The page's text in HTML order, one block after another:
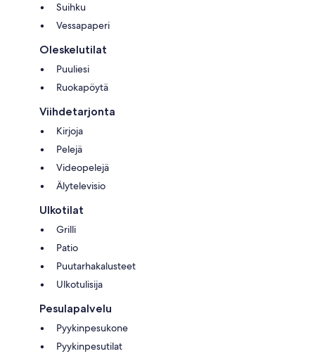
Suihku
Vessapaperi
Oleskelutilat
Puuliesi
Ruokapöytä
Viihdetarjonta
Kirjoja
Pelejä
Videopelejä
Älytelevisio
Ulkotilat
Grilli
Patio
Puutarhakalusteet
Ulkotulisija
Pesulapalvelu
Pyykinpesukone
Pyykinpesutilat